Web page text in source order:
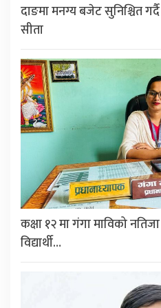
दाङमा मनग्य बजेट सुनिश्चित
सीता
कक्षा १२ मा गंगा माविको
विद्यार्थी…